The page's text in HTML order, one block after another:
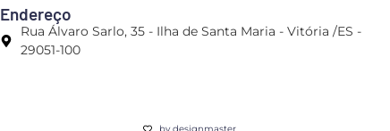
Endereço
Rua Álvaro Sarlo, 35 - Ilha de Santa Maria - Vitória /ES -
29051-100